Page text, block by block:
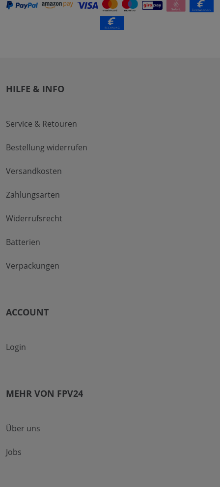
HILFE & INFO
Service & Retouren
Bestellung widerrufen
Versandkosten
Zahlungsarten
Widerrufsrecht
Batterien
Verpackungen
ACCOUNT
Login
MEHR VON FPV24
Über uns
Jobs